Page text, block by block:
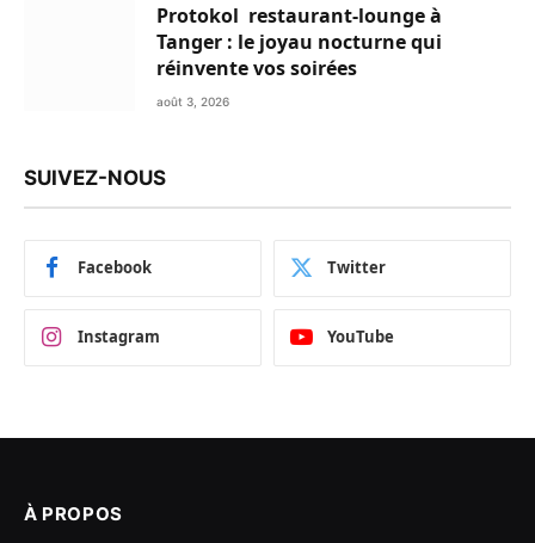
Protokol restaurant-lounge à
Tanger : le joyau nocturne qui
réinvente vos soirées
août 3, 2026
SUIVEZ-NOUS
Facebook Twitter
Instagram YouTube
À PROPOS